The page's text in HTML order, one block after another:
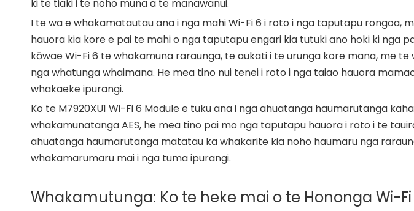
ki te tiaki i te noho muna a te manawanui.
I te wa e whakamatautau ana i nga mahi Wi-Fi 6 i roto i nga taputapu rongoa,
hauora kia kore e pai te mahi o nga taputapu engari kia tutuki ano hoki ki nga
kōwae Wi-Fi 6 te whakamuna raraunga, te aukati i te urunga kore mana, me
nga whatunga whaimana. He mea tino nui tenei i roto i nga taiao hauora
whakaeke ipurangi.
Ko te M7920XU1 Wi-Fi 6 Module e tuku ana i nga ahuatanga haumarutanga
whakamunatanga AES, he mea tino pai mo nga taputapu hauora i roto i te
ahuatanga haumarutanga matatau ka whakarite kia noho haumaru nga
whakamarumaru mai i nga tuma ipurangi.
Whakamutunga: Ko te heke mai o te Hononga Wi-